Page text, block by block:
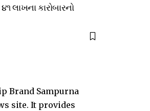
૪૧ લાખના કારોબારનો
Brand Sampurna
site. It provides